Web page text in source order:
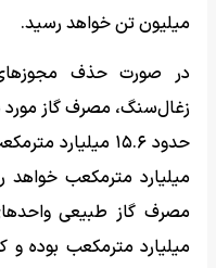
میلیون تن خواهد رسید.
در صورت حذف
میلیارد مترمکعب